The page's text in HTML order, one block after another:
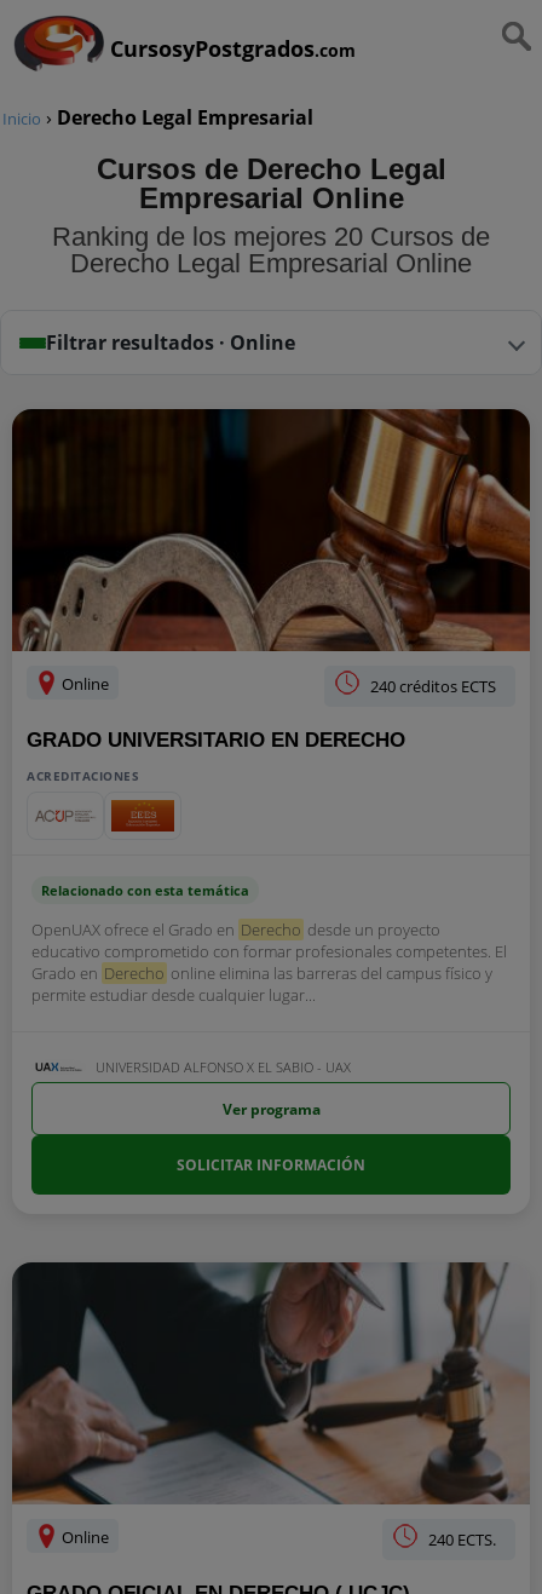
CursosyPostgrados.com
Inicio › Derecho Legal Empresarial
Cursos de Derecho Legal
Empresarial Online
Ranking de los mejores 20 Cursos de
Derecho Legal Empresarial Online
Filtrar resultados · Online
Online 240 créditos ECTS
GRADO UNIVERSITARIO EN DERECHO
ACREDITACIONES
Relacionado con esta temática
OpenUAX ofrece el Grado en Derecho desde un proyecto
educativo comprometido con formar profesionales competentes. El
Grado en Derecho online elimina las barreras del campus físico y
permite estudiar desde cualquier lugar...
UNIVERSIDAD ALFONSO X EL SABIO - UAX
Ver programa
SOLICITAR INFORMACIÓN
Online 240 ECTS.